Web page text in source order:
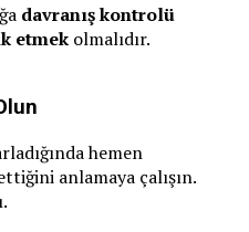
davranış kontrolü
etmek olmalıdır.
hemen
anlamaya çalışın.